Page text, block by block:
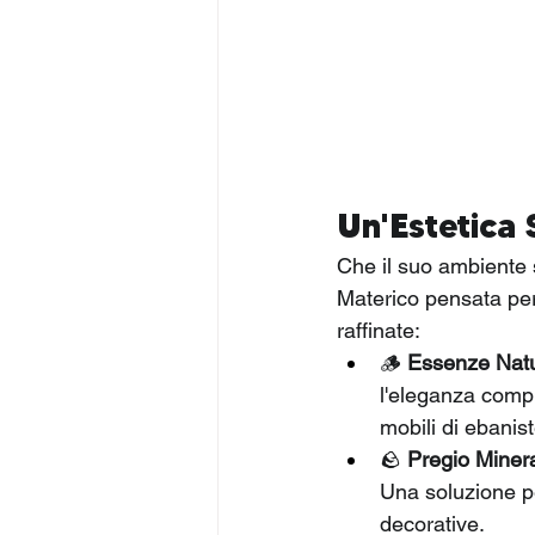
Un'Estetica
Che il suo
Materico pensata
raffinate:
🪵 Essenze
l'eleganza
mobili di
🪨 Pregio
Una soluzione
decorative.